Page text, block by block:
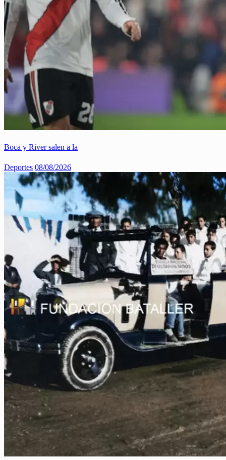
Boca y River salen a la
Deportes 08/08/2026